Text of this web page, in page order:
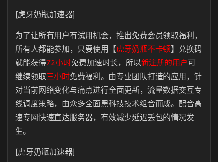
[虎牙奶瓶加速器]
为了让所有用户有试用机会，推出免费会员领取福利，
所有人都能参加，只要使用【虎牙奶瓶不卡顿】兑换码
就能获得72小时免费加速时长，所以新注册的用户可
继续领取三小时免费福利。由专业团队打造的应用，针
对当前网络变化与痛点进行全面更新，流量数据交互专
线调度策略，由众多全面黑科技技术组合而成。配合高
速专网快速直达服务器，有效减少延迟丢包的情况发
生。
[虎牙奶瓶加速器]